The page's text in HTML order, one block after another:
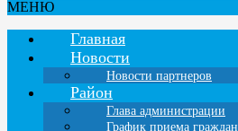
МЕНЮ
Главная
Новости
Новости партнеров
Район
Глава администрации
График приема граждан